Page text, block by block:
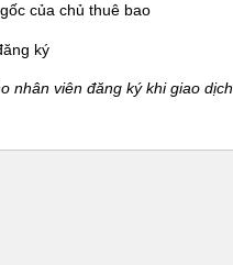
của chủ thuê bao
ký
nhân viên đăng ký khi giao dịch